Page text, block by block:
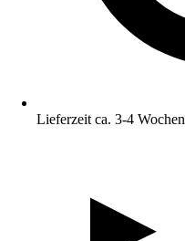
Lieferzeit ca. 3-4 Wochen